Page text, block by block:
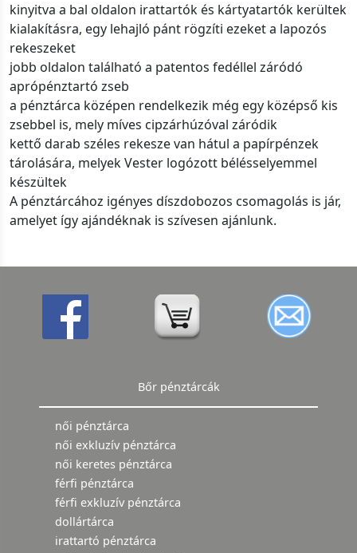
kinyitva a bal oldalon irattartók és kártyatartók kerültek
kialakításra, egy lehajló pánt rögzíti ezeket a lapozós
rekeszeket
jobb oldalon található a patentos fedéllel záródó
aprópénztartó zseb
a pénztárca középen rendelkezik még egy középső kis
zsebbel is, mely míves cipzárhúzóval záródik
kettő darab széles rekesze van hátul a papírpénzek
tárolására, melyek Vester logózott bélésselyemmel
készültek
A pénztárcához igényes díszdobozos csomagolás is jár,
amelyet így ajándéknak is szívesen ajánlunk.
Bőr pénztárcák
női pénztárca
női exkluzív pénztárca
női keretes pénztárca
férfi pénztárca
férfi exkluzív pénztárca
dollártárca
irattartó pénztárca